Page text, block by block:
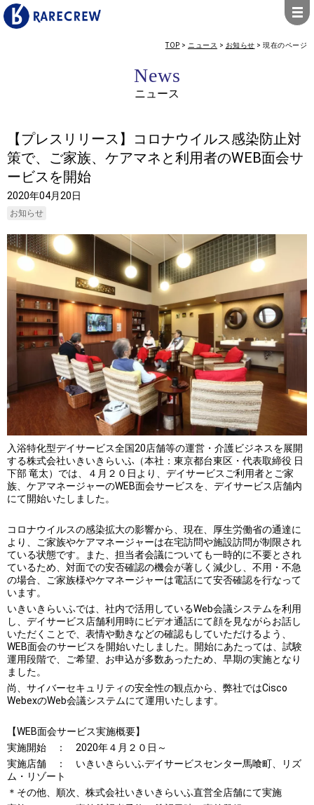
TOP > ニュース > お知らせ > 現在のページ
News
ニュース
【プレスリリース】コロナウイルス感染防止対
策で、ご家族、ケアマネと利用者のWEB面会サ
ービスを開始
2020年04月20日
お知らせ
入浴特化型デイサービス全国20店舗等の運営・介護ビジネスを展開
する株式会社いきいきらいふ（本社：東京都台東区・代表取締役 日
下部 竜太）では、４月２０日より、デイサービスご利用者とご家
族、ケアマネージャーのWEB面会サービスを、デイサービス店舗内
にて開始いたしました。
コロナウイルスの感染拡大の影響から、現在、厚生労働省の通達に
より、ご家族やケアマネージャーは在宅訪問や施設訪問が制限され
ている状態です。また、担当者会議についても一時的に不要とされ
ているため、対面での安否確認の機会が著しく減少し、不用・不急
の場合、ご家族様やケマネージャーは電話にて安否確認を行なって
います。
いきいきらいふでは、社内で活用しているWeb会議システムを利用
し、デイサービス店舗利用時にビデオ通話にて顔を見ながらお話し
いただくことで、表情や動きなどの確認もしていただけるよう、
WEB面会のサービスを開始いたしました。開始にあたっては、試験
運用段階で、ご希望、お申込が多数あったため、早期の実施となり
ました。
尚、サイバーセキュリティの安全性の観点から、弊社ではCisco
WebexのWeb会議システムにて運用いたします。
【WEB面会サービス実施概要】
実施開始 ： 2020年４月２０日～
実施店舗 ： いきいきらいふデイサービスセンター馬喰町、リズ
ム・リゾート
＊その他、順次、株式会社いきいきらいふ直営全店舗にて実施